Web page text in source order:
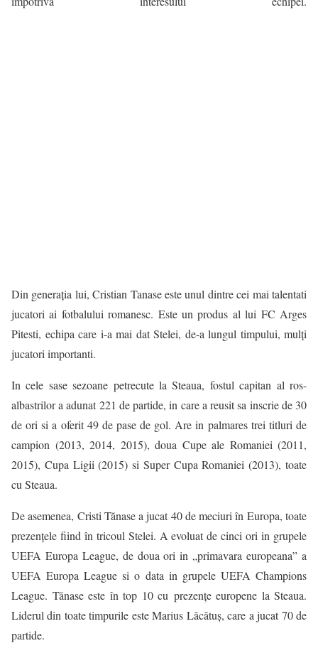
Din generația lui, Cristian Tanase este unul dintre cei mai talentati
jucatori ai fotbalului romanesc. Este un produs al lui FC Arges
Pitesti, echipa care i-a mai dat Stelei, de-a lungul timpului, mulți
jucatori importanti.
In cele sase sezoane petrecute la Steaua, fostul capitan al ros-
albastrilor a adunat 221 de partide, in care a reusit sa inscrie de 30
de ori si a oferit 49 de pase de gol. Are in palmares trei titluri de
campion (2013, 2014, 2015), doua Cupe ale Romaniei (2011,
2015), Cupa Ligii (2015) si Super Cupa Romaniei (2013), toate
cu Steaua.
De asemenea, Cristi Tănase a jucat 40 de meciuri în Europa, toate
prezenţele fiind în tricoul Stelei. A evoluat de cinci ori in grupele
UEFA Europa League, de doua ori in „primavara europeana” a
UEFA Europa League si o data in grupele UEFA Champions
League. Tănase este în top 10 cu prezenţe europene la Steaua.
Liderul din toate timpurile este Marius Lăcătuş, care a jucat 70 de
partide.